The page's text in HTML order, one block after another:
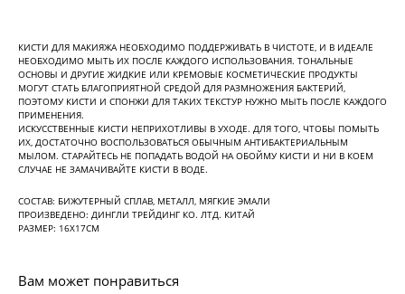
КИСТИ ДЛЯ МАКИЯЖА НЕОБХОДИМО ПОДДЕРЖИВАТЬ В ЧИСТОТЕ, И В ИДЕАЛЕ
НЕОБХОДИМО МЫТЬ ИХ ПОСЛЕ КАЖДОГО ИСПОЛЬЗОВАНИЯ. ТОНАЛЬНЫЕ
ОСНОВЫ И ДРУГИЕ ЖИДКИЕ ИЛИ КРЕМОВЫЕ КОСМЕТИЧЕСКИЕ ПРОДУКТЫ
МОГУТ СТАТЬ БЛАГОПРИЯТНОЙ СРЕДОЙ ДЛЯ РАЗМНОЖЕНИЯ БАКТЕРИЙ,
ПОЭТОМУ КИСТИ И СПОНЖИ ДЛЯ ТАКИХ ТЕКСТУР НУЖНО МЫТЬ ПОСЛЕ КАЖДОГО
ПРИМЕНЕНИЯ.
ИСКУССТВЕННЫЕ КИСТИ НЕПРИХОТЛИВЫ В УХОДЕ. ДЛЯ ТОГО, ЧТОБЫ ПОМЫТЬ
ИХ, ДОСТАТОЧНО ВОСПОЛЬЗОВАТЬСЯ ОБЫЧНЫМ АНТИБАКТЕРИАЛЬНЫМ
МЫЛОМ. СТАРАЙТЕСЬ НЕ ПОПАДАТЬ ВОДОЙ НА ОБОЙМУ КИСТИ И НИ В КОЕМ
СЛУЧАЕ НЕ ЗАМАЧИВАЙТЕ КИСТИ В ВОДЕ.
СОСТАВ: БИЖУТЕРНЫЙ СПЛАВ, МЕТАЛЛ, МЯГКИЕ ЭМАЛИ
ПРОИЗВЕДЕНО: ДИНГЛИ ТРЕЙДИНГ КО. ЛТД. КИТАЙ
РАЗМЕР: 16Х17СМ
Вам может понравиться